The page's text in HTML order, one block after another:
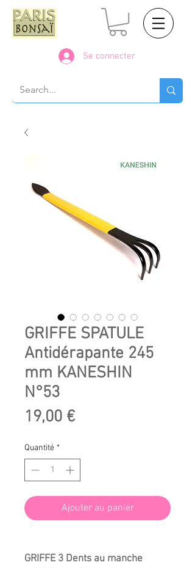
Se connecter
GRIFFE SPATULE
Antidérapante 245
mm KANESHIN
N°53
19,00 €Prix
Quantité *
Ajouter au panier
GRIFFE 3 Dents au manche